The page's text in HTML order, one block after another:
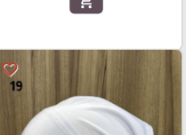
favorite_border